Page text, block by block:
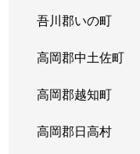
吾川郡いの町
高岡郡中土佐町
高岡郡越知町
高岡郡日高村